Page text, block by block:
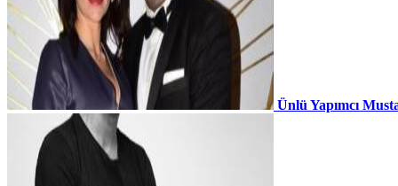
Ünlü Yapımcı